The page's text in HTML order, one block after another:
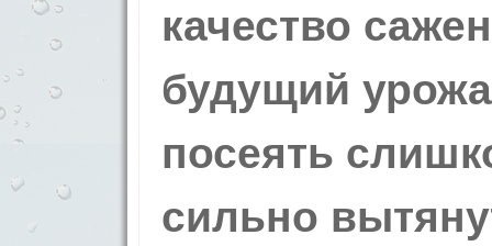
качество
будущий
посеять
сильно